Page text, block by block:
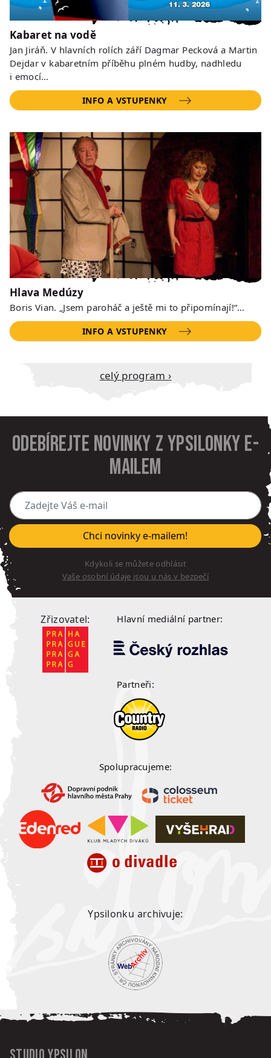
Kabaret na vodě
Jan Jiráň. V hlavních rolích září Dagmar Pecková a Martin
Dejdar v kabaretním příběhu plném hudby, nadhledu
i emocí…
INFO A VSTUPENKY
Hlava Medúzy
Boris Vian. „Jsem paroháč a ještě mi to připomínají!“…
INFO A VSTUPENKY
Celý program ›
Odebírejte novinky z Ypsilonky e-
mailem
Zadejte Váš e-mail
Chci novinky e-mailem!
Kdykoli se můžete odhlásit
Vaše osobní údaje jsou u nás v bezpečí
Zřizovatel: Hlavní mediální partner:
Partneři:
Spolupracujeme:
Ypsilonku archivuje: